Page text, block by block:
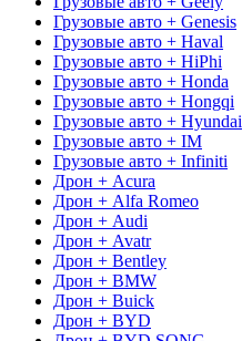
Грузовые авто + Genesis
Грузовые авто + Haval
Грузовые авто + HiPhi
Грузовые авто + Honda
Грузовые авто + Hongqi
Грузовые авто + Hyundai
Грузовые авто + IM
Грузовые авто + Infiniti
Дрон + Acura
Дрон + Alfa Romeo
Дрон + Audi
Дрон + Avatr
Дрон + Bentley
Дрон + BMW
Дрон + Buick
Дрон + BYD